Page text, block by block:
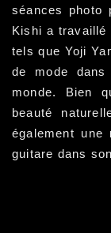
séances photo
Kishi a travaillé
tels que Yoji
de mode
monde. Bien
beauté
également
guitare dans